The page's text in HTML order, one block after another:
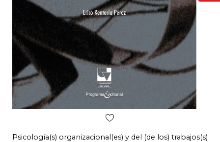
Psicología(s) organizacional(es) y del (de los) trabajos(s)